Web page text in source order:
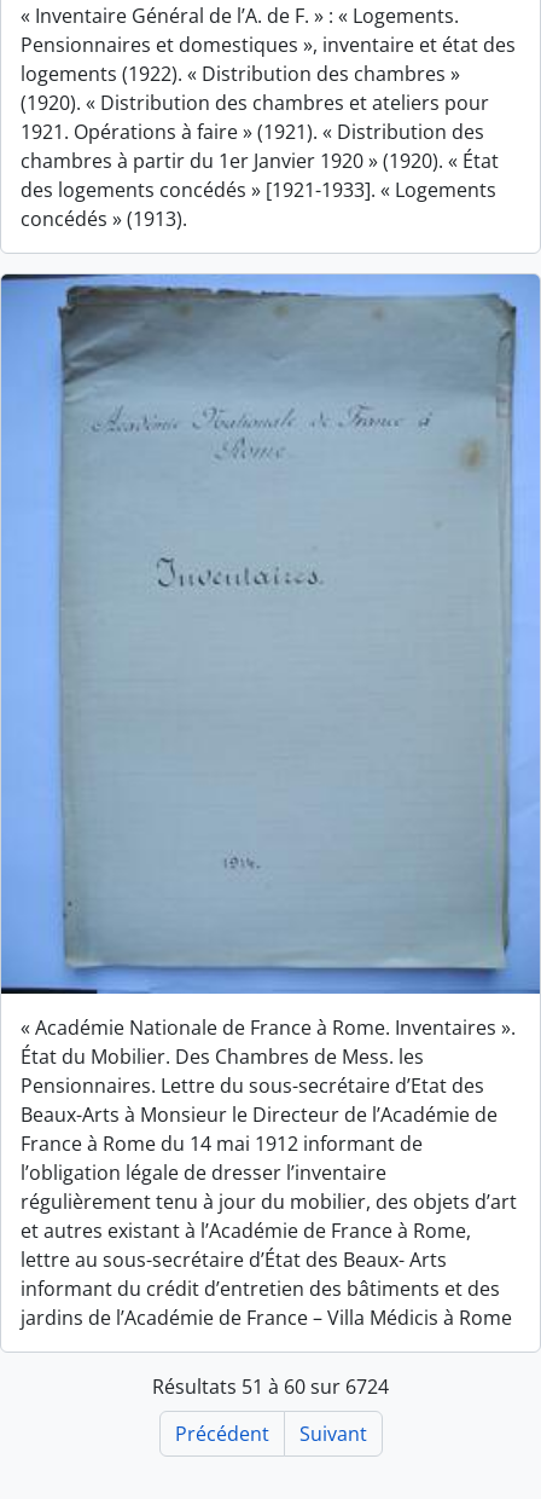
« Inventaire Général de l’A. de F. » : « Logements.
Pensionnaires et domestiques », inventaire et état des
logements (1922). « Distribution des chambres »
(1920). « Distribution des chambres et ateliers pour
1921. Opérations à faire » (1921). « Distribution des
chambres à partir du 1er Janvier 1920 » (1920). « État
des logements concédés » [1921-1933]. « Logements
concédés » (1913).
« Académie Nationale de France à Rome. Inventaires ».
État du Mobilier. Des Chambres de Mess. les
Pensionnaires. Lettre du sous-secrétaire d’Etat des
Beaux-Arts à Monsieur le Directeur de l’Académie de
France à Rome du 14 mai 1912 informant de
l’obligation légale de dresser l’inventaire
régulièrement tenu à jour du mobilier, des objets d’art
et autres existant à l’Académie de France à Rome,
lettre au sous-secrétaire d’État des Beaux- Arts
informant du crédit d’entretien des bâtiments et des
jardins de l’Académie de France – Villa Médicis à Rome
Résultats 51 à 60 sur 6724
Précédent
Suivant